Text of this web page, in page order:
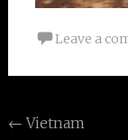
Leave a
Post
← Vietnam